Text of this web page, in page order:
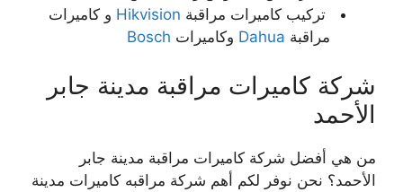
تركيب كاميرات مراقبة Hikvision و كاميرات
مراقبة Dahua وكاميرات Bosch
شركة كاميرات مراقبة مدينة جابر
الأحمد
من هي أفضل شركة كاميرات مراقبة مدينة جابر
الأحمد؟ نحن نوفر لكم أهم شركة مراقبه كاميرات مدينة